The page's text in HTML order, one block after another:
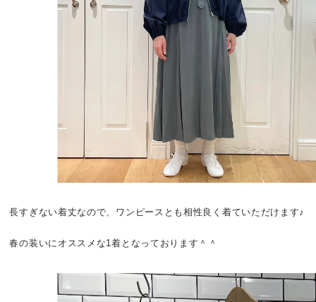
長すぎない着丈なので、ワンピースとも相性良く着ていただけます♪
春の装いにオススメな1着となっております＾＾